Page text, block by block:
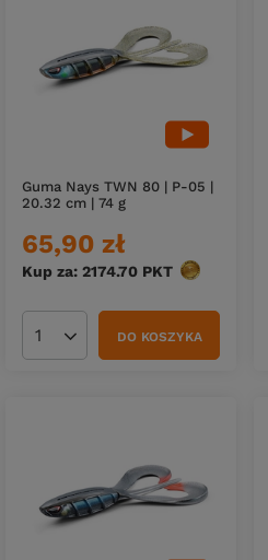
Guma Nays TWN 80 | P-05 |
20.32 cm | 74 g
65,90 zł
Kup za: 2174.70 PKT punktów
Ilość produktówDO KOSZYKA